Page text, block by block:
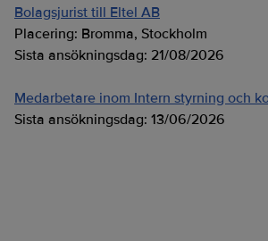
Bolagsjurist till Eltel AB
Placering: Bromma, Stockholm
Sista ansökningsdag: 21/08/2026
Medarbetare inom Intern styrning och
Sista ansökningsdag: 13/06/2026